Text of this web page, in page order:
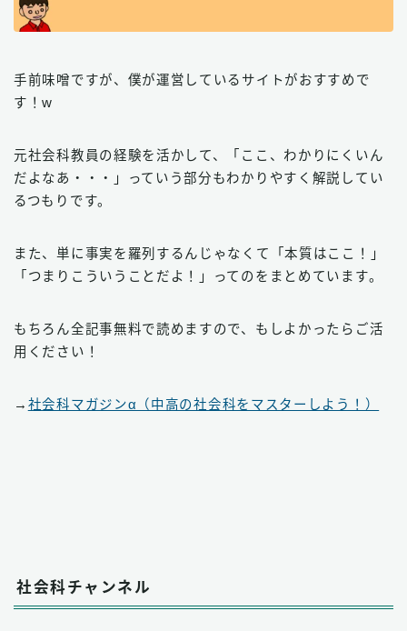
手前味噌ですが、僕が運営しているサイトがおすすめで
す！w
元社会科教員の経験を活かして、「ここ、わかりにくいん
だよなあ・・・」っていう部分もわかりやすく解説してい
るつもりです。
また、単に事実を羅列するんじゃなくて「本質はここ！」
「つまりこういうことだよ！」ってのをまとめています。
もちろん全記事無料で読めますので、もしよかったらご活
用ください！
→ 社会科マガジンα（中高の社会科をマスターしよう！）
社会科チャンネル